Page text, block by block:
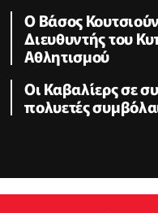
Ο Βάσος
Διευθυντής του
Αθλητισμού
Οι Καβαλίερς σε
πολυετές